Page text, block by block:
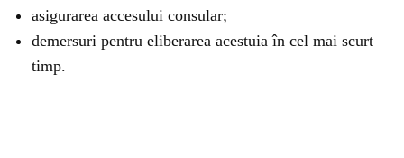
asigurarea accesului consular;
demersuri pentru eliberarea acestuia în cel mai scurt
timp.